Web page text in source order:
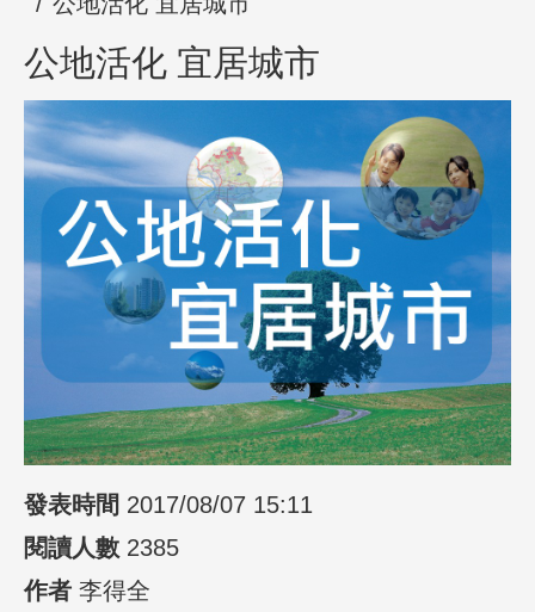
公地活化 宜居城市
發表時間 2017/08/07 15:11
閱讀人數 2385
作者 李得全